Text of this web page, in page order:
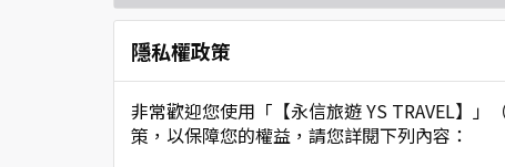
隱私權政策
非常歡迎您使用「【永信旅遊 YS TRAVEL】
策，以保障您的權益，請您詳閱下列內容：